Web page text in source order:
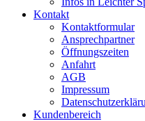
Kontakt
Kontaktformular
Ansprechpartner
Öffnungszeiten
Anfahrt
AGB
Impressum
Kundenbereich